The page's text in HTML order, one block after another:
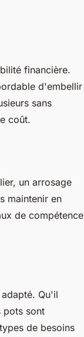
financière.
d'embellir
sans
coût.
un arrosage
maintenir en
de compétence
Qu'il
pots sont
de besoins